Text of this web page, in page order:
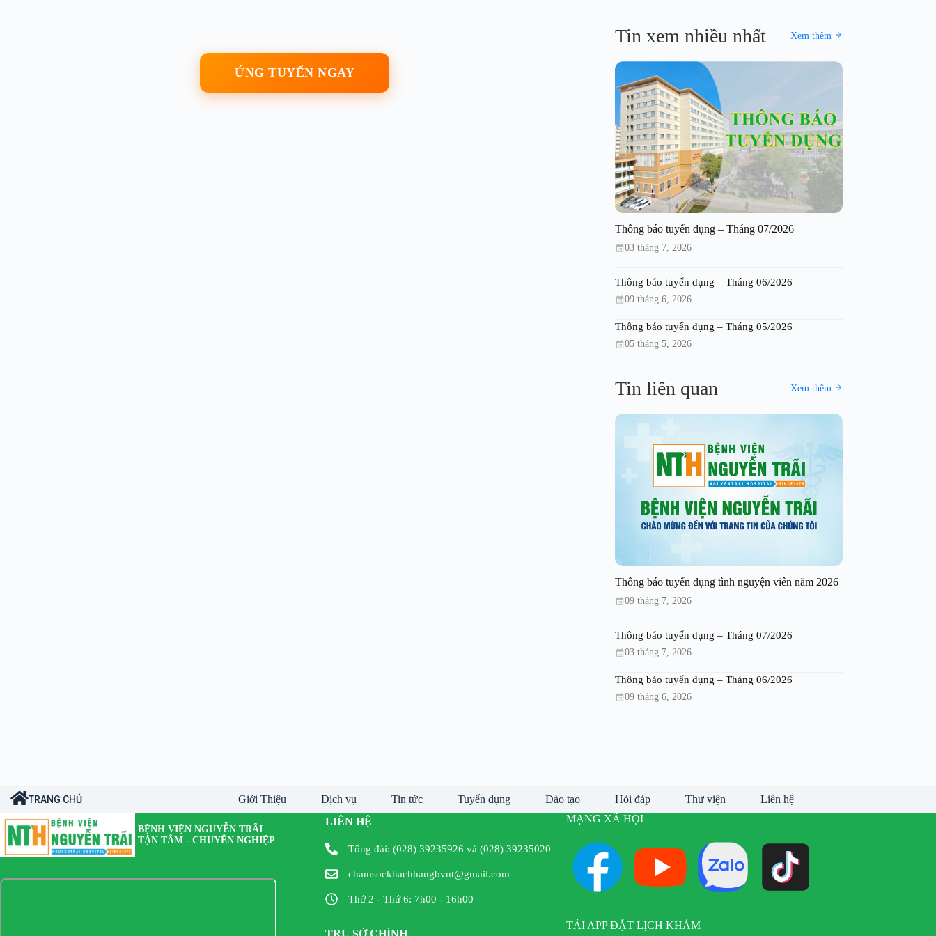
ỨNG TUYỂN NGAY
Tin xem nhiều nhất Xem thêm
Thông báo tuyển dụng – Tháng 07/2026
03 tháng 7, 2026
Thông báo tuyển dụng – Tháng 06/2026
09 tháng 6, 2026
Thông báo tuyển dụng – Tháng 05/2026
05 tháng 5, 2026
Tin liên quan Xem thêm
Thông báo tuyển dụng tình nguyện viên năm 2026
09 tháng 7, 2026
Thông báo tuyển dụng – Tháng 07/2026
03 tháng 7, 2026
Thông báo tuyển dụng – Tháng 06/2026
09 tháng 6, 2026
TRANG CHỦ Giới Thiệu Dịch vụ Tin tức Tuyển dụng Đào tạo Hỏi đáp Thư viện Liên hệ
BỆNH VIỆN NGUYỄN TRÃI
TẬN TÂM - CHUYÊN NGHIỆP
LIÊN HỆ
Tổng đài: (028) 39235926 và (028) 39235020
chamsockhachhangbvnt@gmail.com
Thứ 2 - Thứ 6: 7h00 - 16h00
MẠNG XÃ HỘI
TẢI APP ĐẶT LỊCH KHÁM